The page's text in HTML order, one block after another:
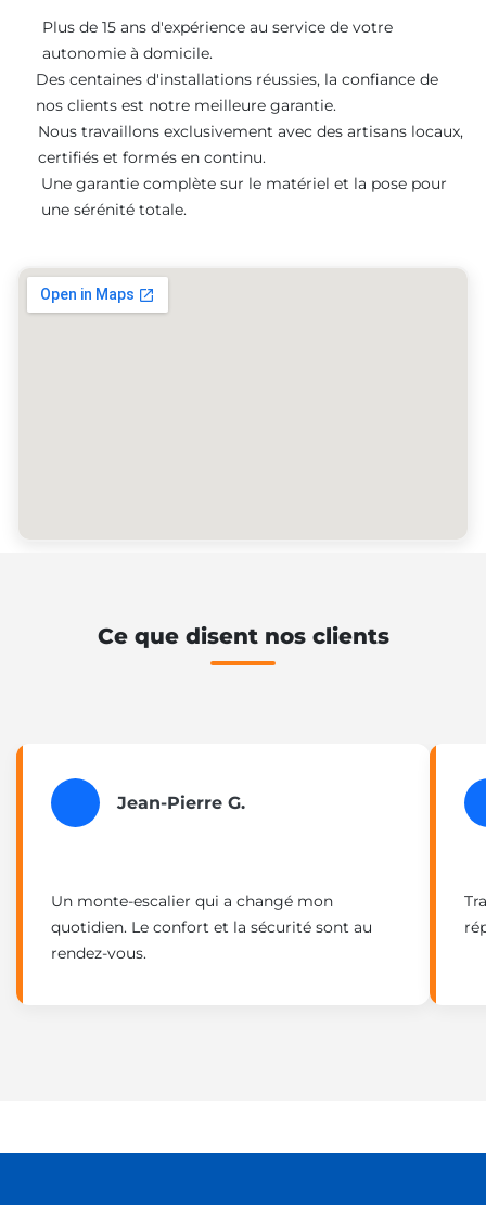
Plus de 15 ans d'expérience au service de votre
autonomie à domicile.
Des centaines d'installations réussies, la confiance de
nos clients est notre meilleure garantie.
Nous travaillons exclusivement avec des artisans locaux,
certifiés et formés en continu.
Une garantie complète sur le matériel et la pose pour
une sérénité totale.
Ce que disent nos clients
Jean-Pierre G.
Un monte-escalier qui a changé mon
quotidien. Le confort et la sécurité sont au
rendez-vous.